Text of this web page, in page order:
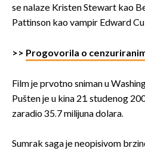
se nalaze Kristen Stewart kao
Pattinson kao vampir Edward
>> Progovorila o
Film je prvotno sniman u
Pušten je u kina 21. studenog
zaradio 35.7 milijuna dolara.
Sumrak saga je neopisivom